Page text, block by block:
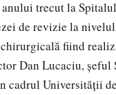
trecut la
de revizie la
fiind
Dan Lucaciu,
cadrul Universităţii